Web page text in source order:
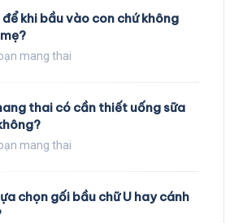
để khi bầu vào con chứ không
mang thai
thai có cần thiết uống sữa
mang thai
chọn gối bầu chữ U hay cánh